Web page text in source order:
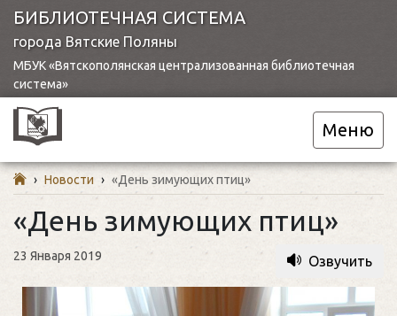
БИБЛИОТЕЧНАЯ СИСТЕМА
города Вятские Поляны
МБУК «Вятскополянская централизованная библиотечная
система»
Меню
› Новости › «День зимующих птиц»
«День зимующих птиц»
23 Января 2019 Озвучить